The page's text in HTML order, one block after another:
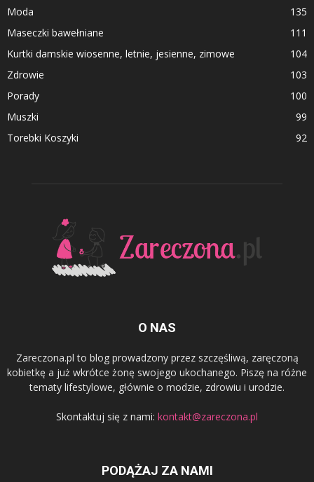
Moda
135
Maseczki bawełniane
111
Kurtki damskie wiosenne, letnie, jesienne, zimowe
104
Zdrowie
103
Porady
100
Muszki
99
Torebki Koszyki
92
O NAS
Zareczona.pl to blog prowadzony przez szczęśliwą, zaręczoną
kobietkę a już wkrótce żonę swojego ukochanego. Piszę na różne
tematy lifestylowe, głównie o modzie, zdrowiu i urodzie.
Skontaktuj się z nami: kontakt@zareczona.pl
PODĄŻAJ ZA NAMI